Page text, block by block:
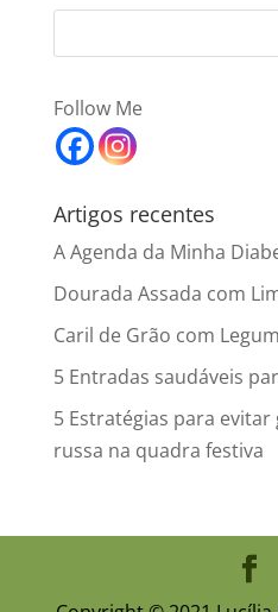
Follow Me
Artigos recentes
A Agenda da Minha
Dourada Assada com
Caril de Grão com
5 Entradas saudáveis
5 Estratégias para
russa na quadra festiva